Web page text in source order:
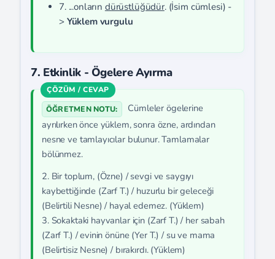
7. ...onların dürüstlüğüdür. (İsim cümlesi) -
> Yüklem vurgulu
7. Etkinlik - Ögelere Ayırma
ÖĞRETMEN NOTU:
Cümleler ögelerine
ayrılırken önce yüklem, sonra özne, ardından
nesne ve tamlayıcılar bulunur. Tamlamalar
bölünmez.
2. Bir toplum, (Özne) / sevgi ve saygıyı
kaybettiğinde (Zarf T.) / huzurlu bir geleceği
(Belirtili Nesne) / hayal edemez. (Yüklem)
3. Sokaktaki hayvanlar için (Zarf T.) / her sabah
(Zarf T.) / evinin önüne (Yer T.) / su ve mama
(Belirtisiz Nesne) / bırakırdı. (Yüklem)